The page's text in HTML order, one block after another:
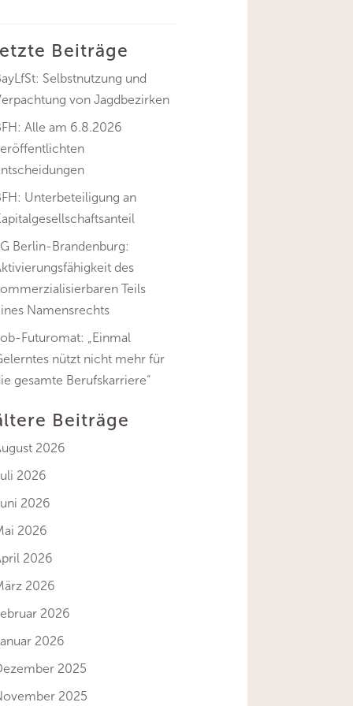
Beiträge
Selbstnutzung und
von Jagdbezirken
Alle am 6.8.2026
Unterbeteiligung an
Berlin-Brandenburg:
des
Teils
Namensrechts
Futuromat: „Einmal
nützt nicht mehr für
gesamte Berufskarriere“
Beiträge
2026
2026
2026
2026
2026
2026
2026
2026
2025
2025